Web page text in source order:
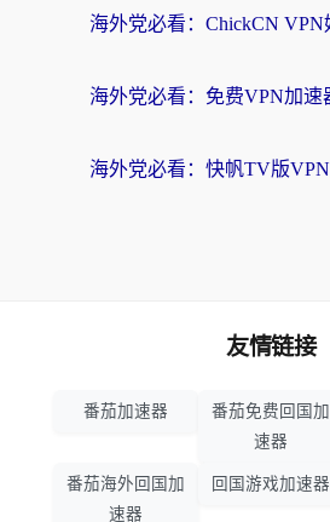
友情链接
番茄加速器
番茄免费回国加
速器
番茄海外回国加
速器
回国游戏加速器